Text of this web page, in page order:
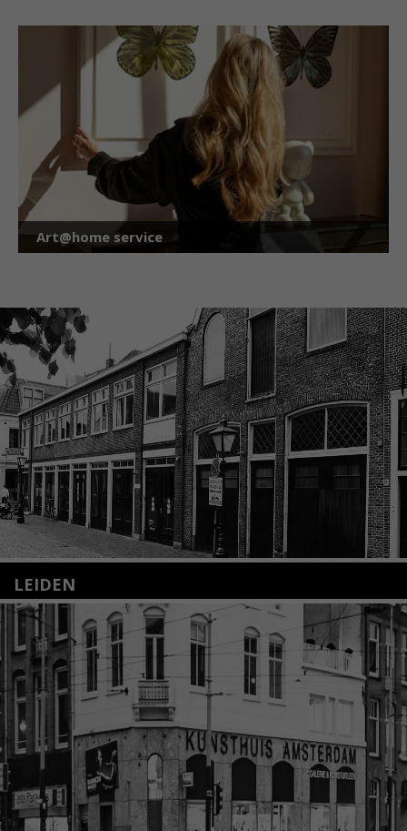
Art@home service
LEIDEN
Nieuwstraat 35
2312 KA Leiden
+31(0)71 – 52 84 480
info@kunsthuisleiden.nl
Lees meer